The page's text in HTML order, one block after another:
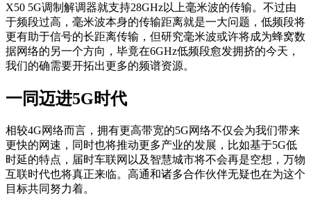
X50 5G调制解调器就支持28GHz以上毫米波的传输。不过由
于频段过高，毫米波本身的传输距离就是一大问题，低频段将
更有助于信号的长距离传输，但研究毫米波或许将成为蜂窝数
据网络的另一个方向，毕竟在6GHz低频段愈发拥挤的今天，
我们的确需要开拓出更多的频谱资源。
一同迈进5G时代
相较4G网络而言，拥有更高带宽的5G网络不仅会为我们带来
更快的网速，同时也将推动更多产业的发展，比如基于5G低
时延的特点，届时车联网以及智慧城市将不会再是空想，万物
互联时代也将真正来临。高通和诸多合作伙伴无疑也在为这个
目标共同努力着。